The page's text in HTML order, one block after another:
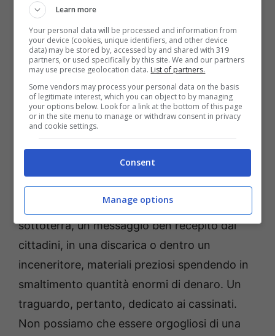
differenziata di sfiorare quella percentuale del
65% necessarie per ricevere il premio di
Comune Riciclone. Un obiettivo alla portata di
mano che raggiungeremo e supereremo già il
prossimo anno grazie ad una comunità, la
nostra, che sta dimostrando a tutto il paese,
con modestia e senso civico, che obiettivi
apparentemente irraggiungibili sono invece
Non ci possiamo più permettere di buttare
sottoterra, un messaggio ben recepito dai
cittadini, in una discarica o dentro un
inceneritore, materiali preziosi spendendo in
smaltimento quantità enormi di denaro. Un
traguardo, pertanto, dedicato ai cassinati.
Non possiamo che essere orgogliosi di una
Learn more
Your personal data will be processed and information from
your device (cookies, unique identifiers, and other device
data) may be stored by, accessed by and shared with 319
partners, or used specifically by this site. We and our partners
may use precise geolocation data. List of partners.
Some vendors may process your personal data on the basis
of legitimate interest, which you can object to by managing
your options below. Look for a link at the bottom of this page
or in the site menu to manage or withdraw consent in privacy
and cookie settings.
Consent
Manage options